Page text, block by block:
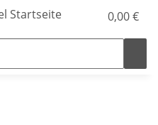
0,00 €